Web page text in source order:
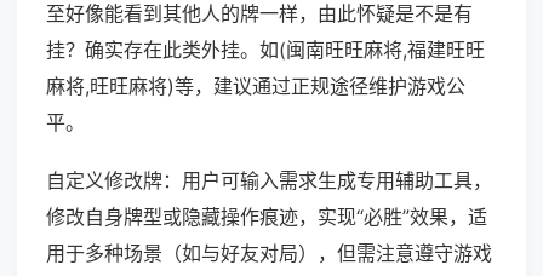
至好像能看到其他人的牌一样，由此怀疑是不是有
挂？确实存在此类外挂。如(闽南旺旺麻将,福建旺旺
麻将,旺旺麻将)等，建议通过正规途径维护游戏公
平。
自定义修改牌：用户可输入需求生成专用辅助工具，
修改自身牌型或隐藏操作痕迹，实现“必胜”效果，适
用于多种场景（如与好友对局），但需注意遵守游戏